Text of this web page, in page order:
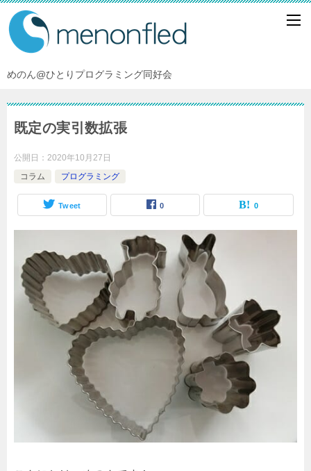
めのん@ひとりプログラミング同好会
既定の実引数拡張
公開日： 2020年10月27日
コラム
プログラミング
Tweet 0 0